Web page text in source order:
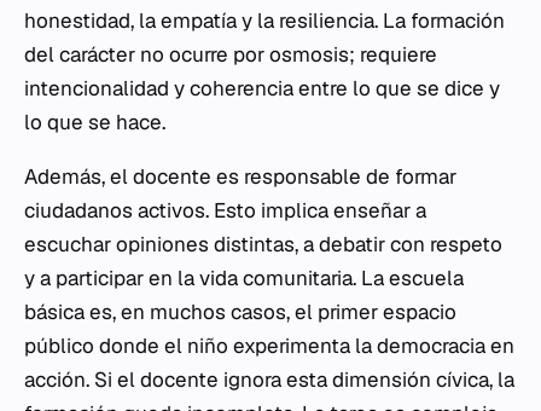
honestidad, la empatía y la resiliencia. La formación
del carácter no ocurre por osmosis; requiere
intencionalidad y coherencia entre lo que se dice y
lo que se hace.
Además, el docente es responsable de formar
ciudadanos activos. Esto implica enseñar a
escuchar opiniones distintas, a debatir con respeto
y a participar en la vida comunitaria. La escuela
básica es, en muchos casos, el primer espacio
público donde el niño experimenta la democracia en
acción. Si el docente ignora esta dimensión cívica, la